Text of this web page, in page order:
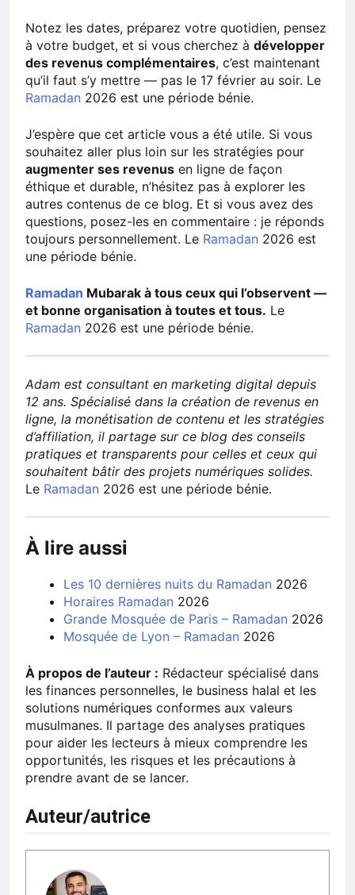
Notez les dates, préparez votre quotidien, pensez
à votre budget, et si vous cherchez à développer
des revenus complémentaires, c’est maintenant
qu’il faut s’y mettre — pas le 17 février au soir. Le
Ramadan 2026 est une période bénie.
J’espère que cet article vous a été utile. Si vous
souhaitez aller plus loin sur les stratégies pour
augmenter ses revenus en ligne de façon
éthique et durable, n’hésitez pas à explorer les
autres contenus de ce blog. Et si vous avez des
questions, posez-les en commentaire : je réponds
toujours personnellement. Le Ramadan 2026 est
une période bénie.
Ramadan Mubarak à tous ceux qui l’observent —
et bonne organisation à toutes et tous. Le
Ramadan 2026 est une période bénie.
Adam est consultant en marketing digital depuis
12 ans. Spécialisé dans la création de revenus en
ligne, la monétisation de contenu et les stratégies
d’affiliation, il partage sur ce blog des conseils
pratiques et transparents pour celles et ceux qui
souhaitent bâtir des projets numériques solides.
Le Ramadan 2026 est une période bénie.
À lire aussi
Les 10 dernières nuits du Ramadan 2026
Horaires Ramadan 2026
Grande Mosquée de Paris – Ramadan 2026
Mosquée de Lyon – Ramadan 2026
À propos de l’auteur : Rédacteur spécialisé dans
les finances personnelles, le business halal et les
solutions numériques conformes aux valeurs
musulmanes. Il partage des analyses pratiques
pour aider les lecteurs à mieux comprendre les
opportunités, les risques et les précautions à
prendre avant de se lancer.
Auteur/autrice